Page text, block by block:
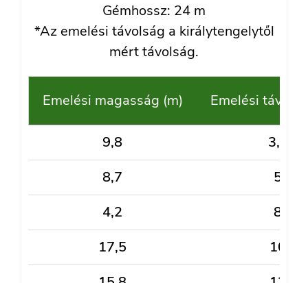
Gémhossz: 24 m
*Az emelési távolság a királytengelytől
mért távolság.
Emelési magasság (m) Emelési
9,8
3,2
8,7
5
4,2
8
17,5
10